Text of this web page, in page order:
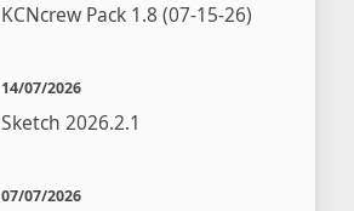
KCNcrew Pack 1.8 (07-15-26)
14/07/2026
Sketch 2026.2.1
07/07/2026